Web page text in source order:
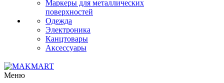
Маркеры для металлических
поверхностей
Одежда
Электроника
Канцтовары
Аксессуары
Меню